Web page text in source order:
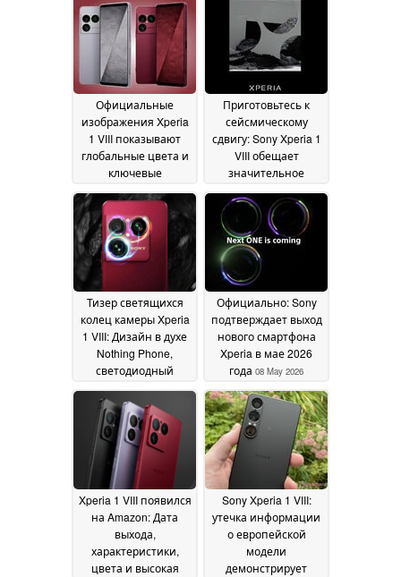
Официальные
изображения Xperia
1 VIII показывают
глобальные цвета и
ключевые
дня запуска 12 May
2026
Приготовьтесь к
сейсмическому
сдвигу: Sony Xperia 1
VIII обещает
значительное
в новом
официальном
тизере12 May 2026
Тизер светящихся
колец камеры Xperia
1 VIII: Дизайн в духе
Nothing Phone,
светодиодный
уведомлений или
просто маркетинг?
May 2026
Официально: Sony
подтверждает выход
нового смартфона
Xperia в мае 2026
года 08 May 2026
Xperia 1 VIII появился
на Amazon: Дата
выхода,
характеристики,
цвета и высокая
Sony Xperia 1 VIII:
утечка информации
о европейской
модели
демонстрирует